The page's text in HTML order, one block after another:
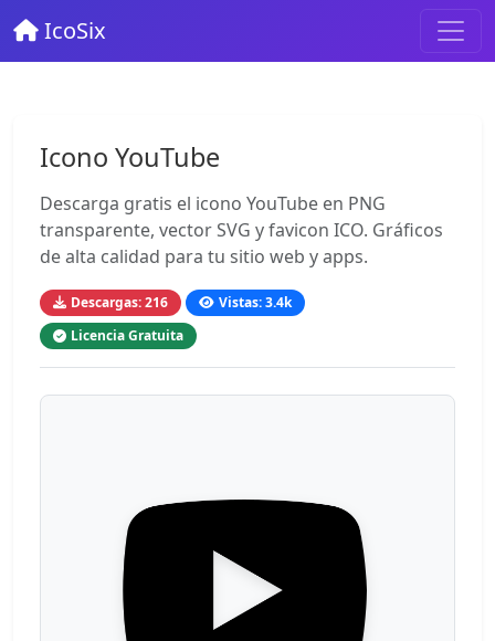
IcoSix
Icono YouTube
Descarga gratis el icono YouTube en PNG
transparente, vector SVG y favicon ICO. Gráficos
de alta calidad para tu sitio web y apps.
Descargas: 216
Vistas: 3.4k
Licencia Gratuita